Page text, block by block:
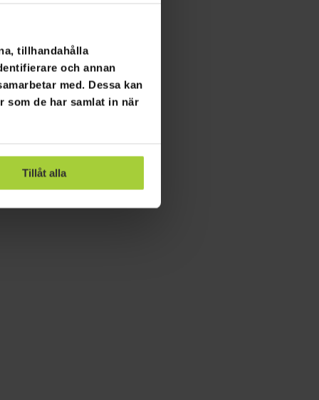
tillhandahålla
och annan
med. Dessa kan
som de har samlat in när
Tillåt alla